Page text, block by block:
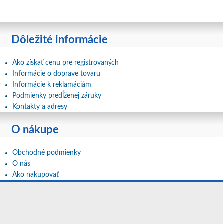
Dôležité informácie
Ako získať cenu pre registrovaných
Informácie o doprave tovaru
Informácie k reklamáciám
Podmienky predĺženej záruky
Kontakty a adresy
O nákupe
Obchodné podmienky
O nás
Ako nakupovať